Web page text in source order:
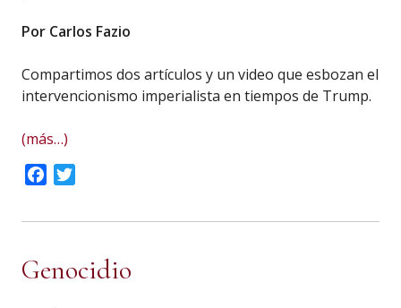
Por Carlos Fazio
Compartimos dos artículos y un video que esbozan el
intervencionismo imperialista en tiempos de Trump.
(más…)
Facebook
Genocidio